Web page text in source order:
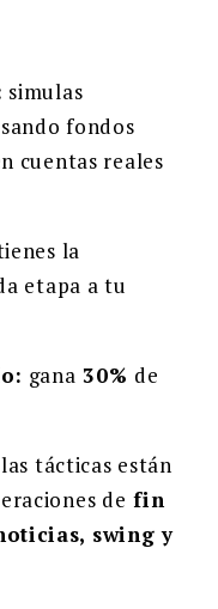
simulas
fondos
cuentas reales
la
etapa a tu
gana 30% de
tácticas están
de fin
swing y